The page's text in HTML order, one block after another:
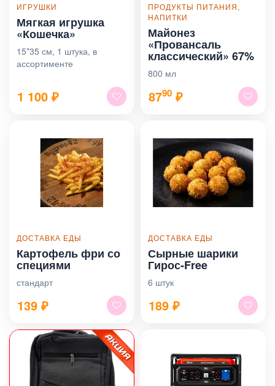
ИГРУШКИ
Мягкая игрушка
«Кошечка»
15*35 см, 1 штука, в
ассортименте
1 100 ₽
ПРОДУКТЫ ПИТАНИЯ,
НАПИТКИ
Майонез
«Провансаль
классический» 67%
800 мл
8790 ₽
ДОСТАВКА ЕДЫ
Картофель фри со
специями
стандарт
139 ₽
ДОСТАВКА ЕДЫ
Сырные шарики
Гирос‑Free
6 штук
189 ₽